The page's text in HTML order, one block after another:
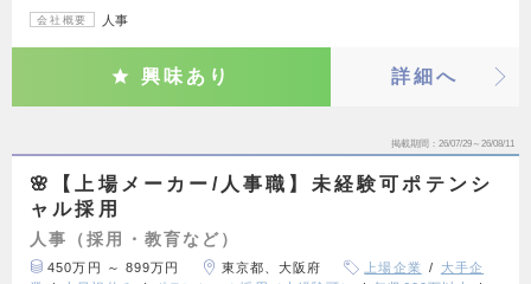
会社概要 人事
興味あり 詳細へ
掲載期間 26/07/29～26/08/11
🌸【上場メーカー/人事職】未経験可ポテンシ
ャル採用
人事（採用・教育など）
450万円 ～ 899万円 東京都、大阪府 上場企業
大手企